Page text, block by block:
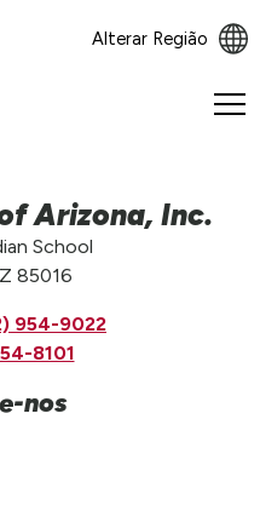
Alterar Região
Arizona, Inc.
School
85016
954-9022
8101
nos